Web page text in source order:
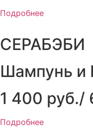
Подробнее
СЕРАБЭБИ
Шампунь и
1 400 руб./
Подробнее